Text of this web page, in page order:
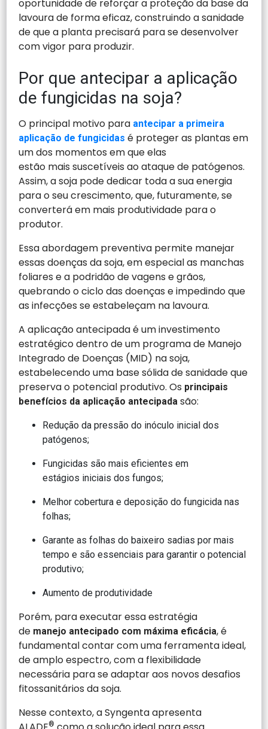
oportunidade de reforçar a proteção da base da
lavoura de forma eficaz, construindo a sanidade
de que a planta precisará para se desenvolver
com vigor para produzir.
Por que antecipar a aplicação
de fungicidas na soja?
O principal motivo para antecipar a primeira
aplicação de fungicidas é proteger as plantas em
um dos momentos em que elas
estão mais suscetíveis ao ataque de patógenos.
Assim, a soja pode dedicar toda a sua energia
para o seu crescimento, que, futuramente, se
converterá em mais produtividade para o
produtor.
Essa abordagem preventiva permite manejar
essas doenças da soja, em especial as manchas
foliares e a podridão de vagens e grãos,
quebrando o ciclo das doenças e impedindo que
as infecções se estabeleçam na lavoura.
A aplicação antecipada é um investimento
estratégico dentro de um programa de Manejo
Integrado de Doenças (MID) na soja,
estabelecendo uma base sólida de sanidade que
preserva o potencial produtivo. Os principais
benefícios da aplicação antecipada são:
Redução da pressão do inóculo inicial dos
patógenos;
Fungicidas são mais eficientes em
estágios iniciais dos fungos;
Melhor cobertura e deposição do fungicida nas
folhas;
Garante as folhas do baixeiro sadias por mais
tempo e são essenciais para garantir o potencial
produtivo;
Aumento de produtividade
Porém, para executar essa estratégia
de manejo antecipado com máxima eficácia, é
fundamental contar com uma ferramenta ideal,
de amplo espectro, com a flexibilidade
necessária para se adaptar aos novos desafios
fitossanitários da soja.
Nesse contexto, a Syngenta apresenta
®